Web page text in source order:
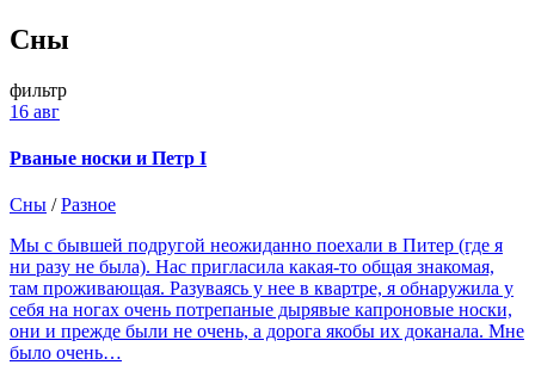
Сны
фильтр
16 авг
Рваные носки и Петр I
Сны /Разное
Мы с бывшей подругой неожиданно поехали в Питер (где я
ни разу не была). Нас пригласила какая-то общая знакомая,
там проживающая. Разуваясь у нее в квартре, я обнаружила у
себя на ногах очень потрепаные дырявые капроновые носки,
они и прежде были не очень, а дорога якобы их доканала. Мне
было очень…